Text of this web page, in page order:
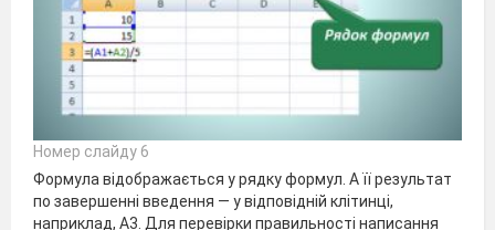
Номер слайду 6
Формула відображається у рядку формул. А її результат
по завершенні введення — у відповідній клітинці,
наприклад, A3. Для перевірки правильності написання